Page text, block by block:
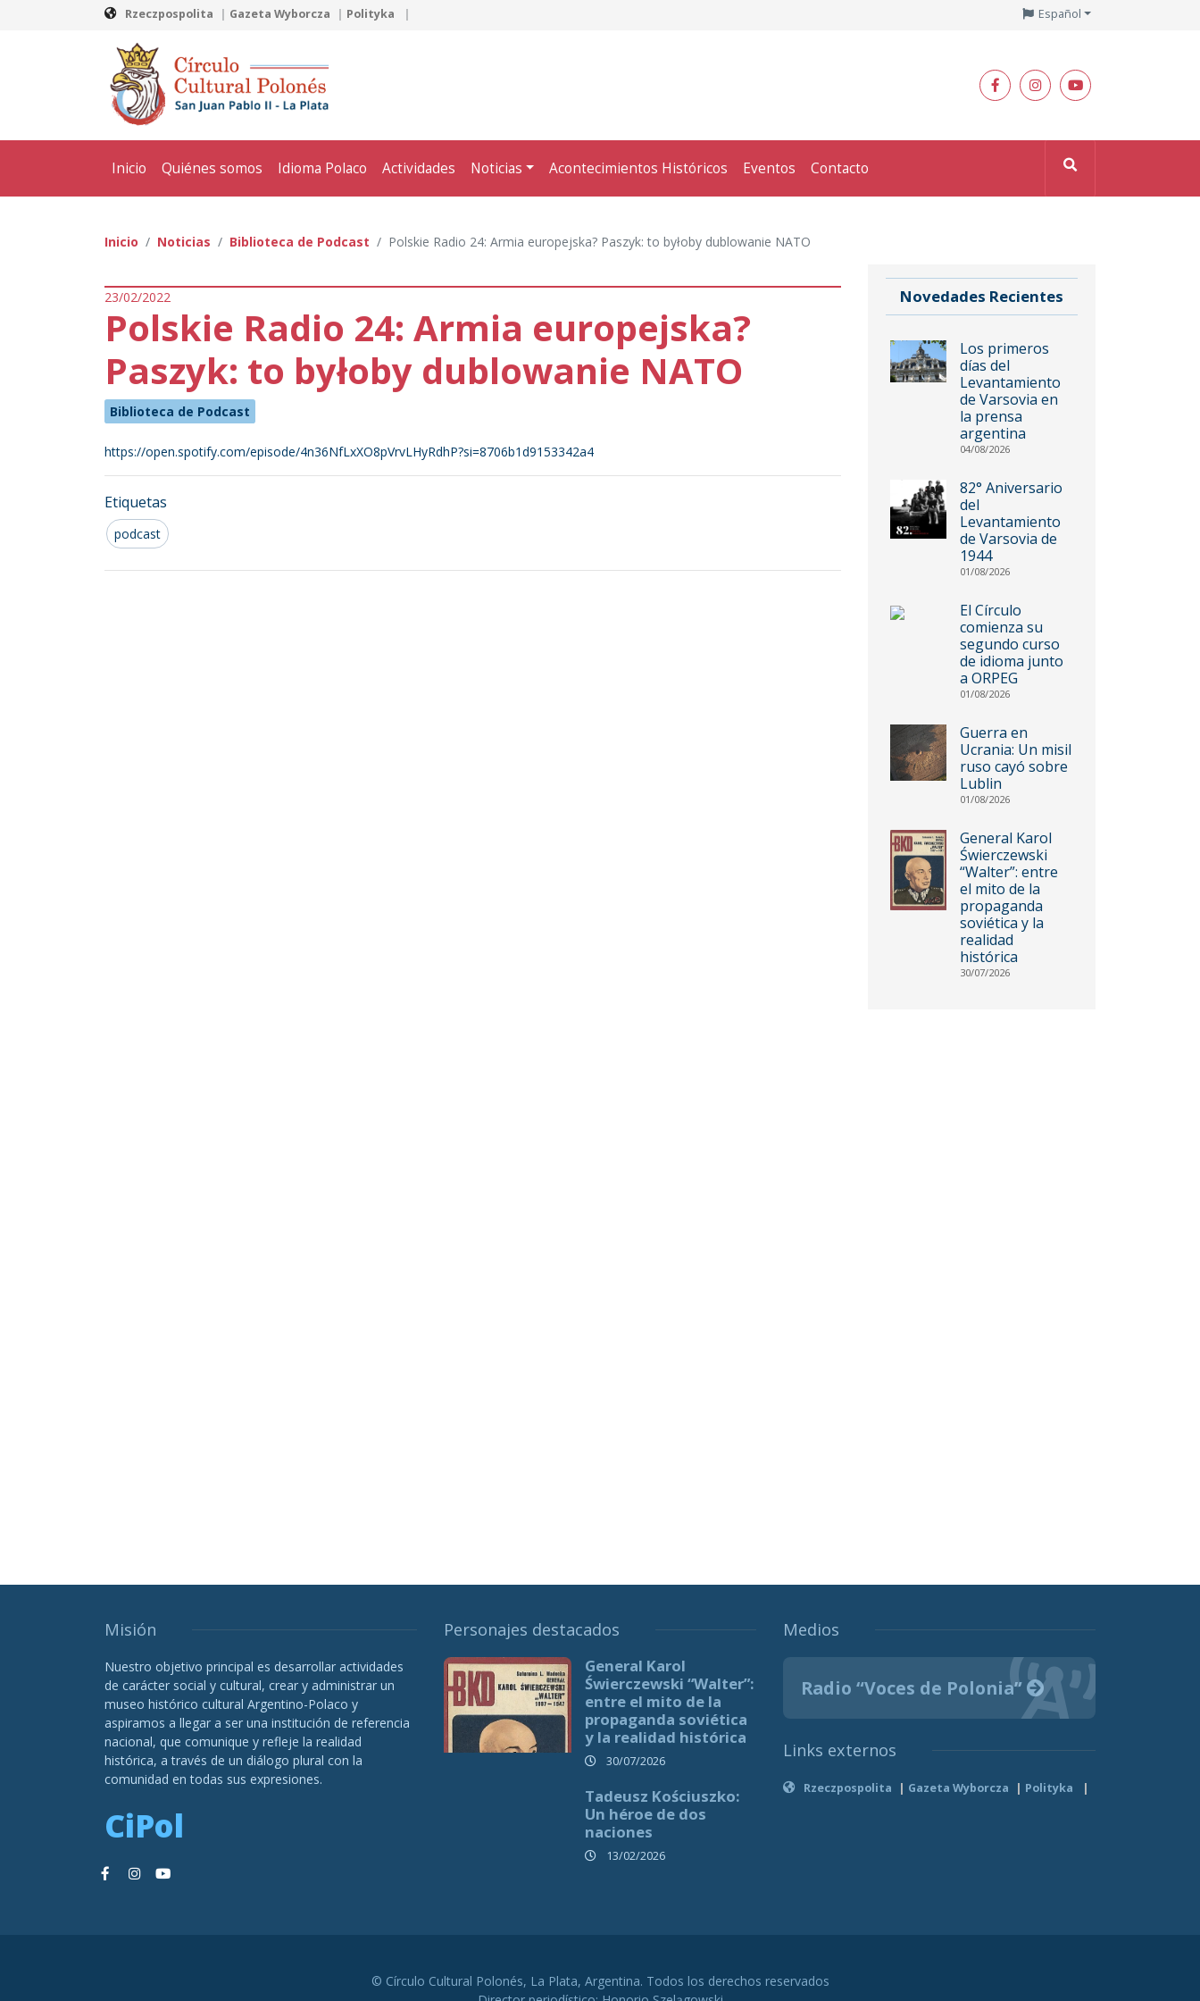
Rzeczpospolita Gazeta Wyborcza Polityka Español
Inicio Quiénes somos Idioma Polaco Actividades Noticias Acontecimientos Históricos Eventos Contacto
Inicio Noticias Biblioteca de Podcast Polskie Radio 24: Armia europejska? Paszyk: to byłoby dublowanie NATO
23/02/2022
Polskie Radio 24: Armia europejska?
Paszyk: to byłoby dublowanie NATO
Biblioteca de Podcast
https://open.spotify.com/episode/4n36NfLxXO8pVrvLHyRdhP?si=8706b1d9153342a4
Etiquetas
podcast
Novedades Recientes
Los primeros
días del
Levantamiento
de Varsovia en
la prensa
argentina
04/08/2026
82° Aniversario
del
Levantamiento
de Varsovia de
1944
01/08/2026
El Círculo
comienza su
segundo curso
de idioma junto
a ORPEG
01/08/2026
Guerra en
Ucrania: Un misil
ruso cayó sobre
Lublin
01/08/2026
General Karol
Świerczewski
“Walter”: entre
el mito de la
propaganda
soviética y la
realidad
histórica
30/07/2026
Misión
Nuestro objetivo principal es desarrollar actividades
de carácter social y cultural, crear y administrar un
museo histórico cultural Argentino-Polaco y
aspiramos a llegar a ser una institución de referencia
nacional, que comunique y refleje la realidad
histórica, a través de un diálogo plural con la
comunidad en todas sus expresiones.
CiPol
Personajes destacados
General Karol
Świerczewski “Walter”:
entre el mito de la
propaganda soviética
y la realidad histórica
30/07/2026
Tadeusz Kościuszko:
Un héroe de dos
naciones
13/02/2026
Medios
Radio “Voces de Polonia”
Links externos
Rzeczpospolita Gazeta Wyborcza Polityka
© Círculo Cultural Polonés, La Plata, Argentina. Todos los derechos reservados